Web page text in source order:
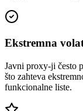
Ekstremna
Javni proxy-ji često
što zahteva
funkcionalne liste.